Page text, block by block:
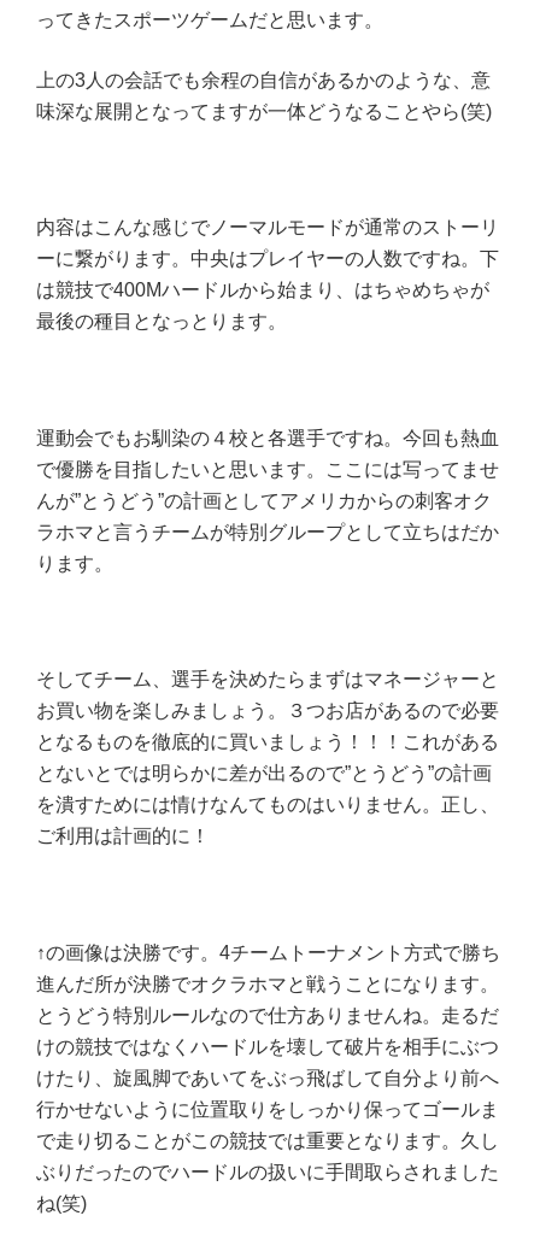
ってきたスポーツゲームだと思います。
上の3人の会話でも余程の自信があるかのような、意
味深な展開となってますが一体どうなることやら(笑)
内容はこんな感じでノーマルモードが通常のストーリ
ーに繋がります。中央はプレイヤーの人数ですね。下
は競技で400Mハードルから始まり、はちゃめちゃが
最後の種目となっとります。
運動会でもお馴染の４校と各選手ですね。今回も熱血
で優勝を目指したいと思います。ここには写ってませ
んが”とうどう”の計画としてアメリカからの刺客オク
ラホマと言うチームが特別グループとして立ちはだか
ります。
そしてチーム、選手を決めたらまずはマネージャーと
お買い物を楽しみましょう。３つお店があるので必要
となるものを徹底的に買いましょう！！！これがある
とないとでは明らかに差が出るので”とうどう”の計画
を潰すためには情けなんてものはいりません。正し、
ご利用は計画的に！
↑の画像は決勝です。4チームトーナメント方式で勝ち
進んだ所が決勝でオクラホマと戦うことになります。
とうどう特別ルールなので仕方ありませんね。走るだ
けの競技ではなくハードルを壊して破片を相手にぶつ
けたり、旋風脚であいてをぶっ飛ばして自分より前へ
行かせないように位置取りをしっかり保ってゴールま
で走り切ることがこの競技では重要となります。久し
ぶりだったのでハードルの扱いに手間取らされました
ね(笑)